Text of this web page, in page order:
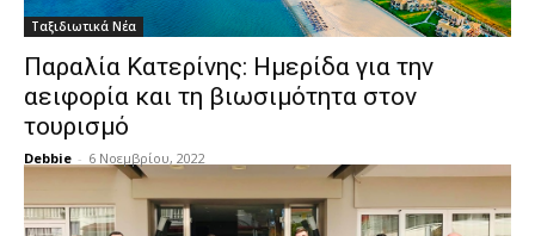
Ταξιδιωτικά Νέα
Παραλία Κατερίνης: Ημερίδα για την
αειφορία και τη βιωσιμότητα στον
τουρισμό
Debbie - 6 Νοεμβρίου, 2022